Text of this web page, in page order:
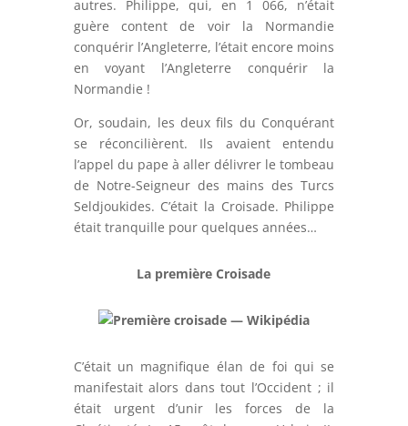
autres. Philippe, qui, en 1 066, n’était
guère content de voir la Normandie
conquérir l’Angleterre, l’était encore moins
en voyant l’Angleterre conquérir la
Normandie !
Or, soudain, les deux fils du Conquérant
se réconcilièrent. Ils avaient entendu
l’appel du pape à aller délivrer le tombeau
de Notre-Seigneur des mains des Turcs
Seldjoukides. C’était la Croisade. Philippe
était tranquille pour quelques années…
La première Croisade
C’était un magnifique élan de foi qui se
manifestait alors dans tout l’Occident ; il
était urgent d’unir les forces de la